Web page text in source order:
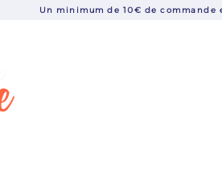
Un minimum de 10€ de